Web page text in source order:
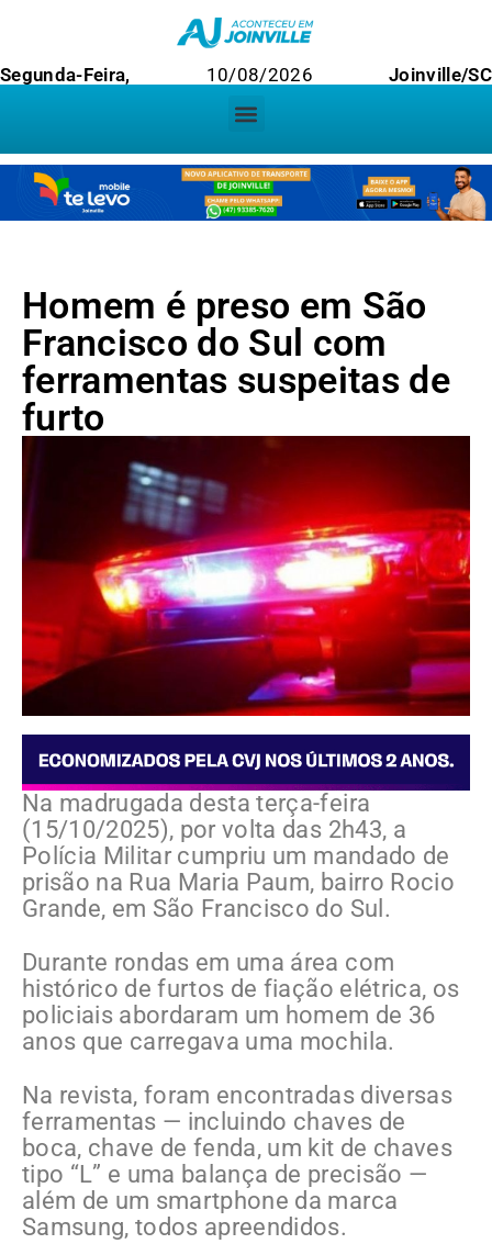
Segunda-Feira, 10/08/2026 Joinville/SC
Homem é preso em São
Francisco do Sul com
ferramentas suspeitas de
furto
Na madrugada desta terça-feira
(15/10/2025), por volta das 2h43, a
Polícia Militar cumpriu um mandado de
prisão na Rua Maria Paum, bairro Rocio
Grande, em São Francisco do Sul.
Durante rondas em uma área com
histórico de furtos de fiação elétrica, os
policiais abordaram um homem de 36
anos que carregava uma mochila.
Na revista, foram encontradas diversas
ferramentas — incluindo chaves de
boca, chave de fenda, um kit de chaves
tipo “L” e uma balança de precisão —
além de um smartphone da marca
Samsung, todos apreendidos.